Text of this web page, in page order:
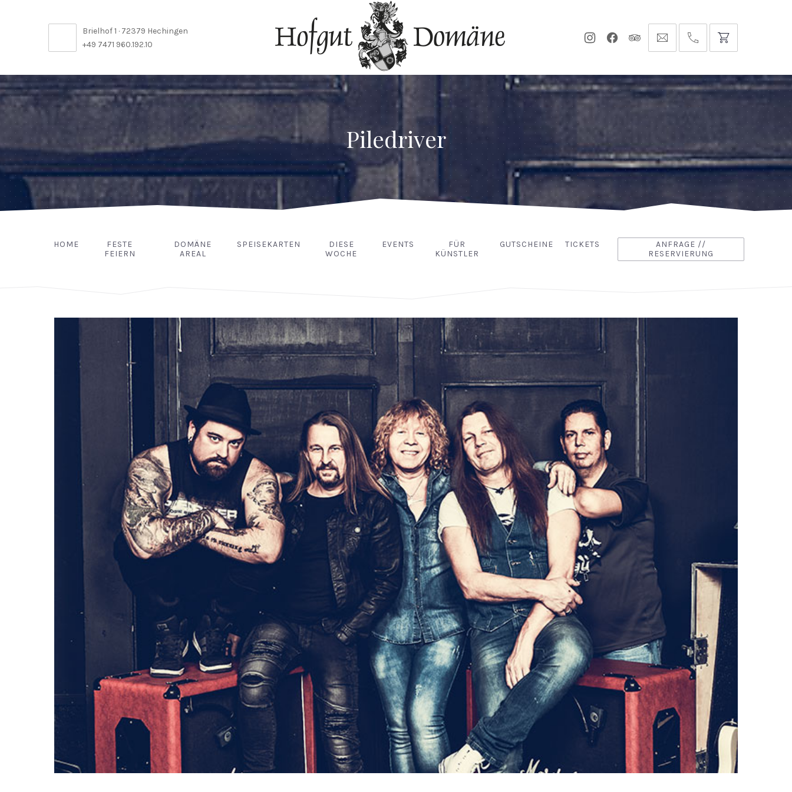
Brielhof 1 · 72379 Hechingen
+49 7471 960.192.10
NeuesNeuesNeues info@hofgut-0049747196019210
Piledriver
HOME
FESTE
FEIERN
DOMÄNE
AREAL
SPEISEKARTEN
DIESE
WOCHE
EVENTS
FÜR
KÜNSTLER
GUTSCHEINE TICKETS
ANFRAGE //
RESERVIERUNG